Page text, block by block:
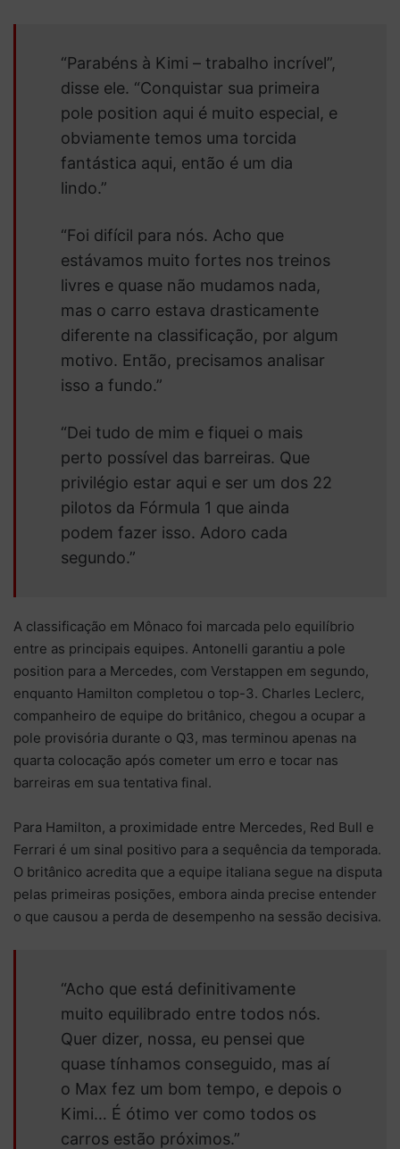
“Parabéns à Kimi – trabalho incrível”,
disse ele. “Conquistar sua primeira
pole position aqui é muito especial, e
obviamente temos uma torcida
fantástica aqui, então é um dia
lindo.”
“Foi difícil para nós. Acho que
estávamos muito fortes nos treinos
livres e quase não mudamos nada,
mas o carro estava drasticamente
diferente na classificação, por algum
motivo. Então, precisamos analisar
isso a fundo.”
“Dei tudo de mim e fiquei o mais
perto possível das barreiras. Que
privilégio estar aqui e ser um dos 22
pilotos da Fórmula 1 que ainda
podem fazer isso. Adoro cada
segundo.”
A classificação em Mônaco foi marcada pelo equilíbrio
entre as principais equipes. Antonelli garantiu a pole
position para a Mercedes, com Verstappen em segundo,
enquanto Hamilton completou o top-3. Charles Leclerc,
companheiro de equipe do britânico, chegou a ocupar a
pole provisória durante o Q3, mas terminou apenas na
quarta colocação após cometer um erro e tocar nas
barreiras em sua tentativa final.
Para Hamilton, a proximidade entre Mercedes, Red Bull e
Ferrari é um sinal positivo para a sequência da temporada.
O britânico acredita que a equipe italiana segue na disputa
pelas primeiras posições, embora ainda precise entender
o que causou a perda de desempenho na sessão decisiva.
“Acho que está definitivamente
muito equilibrado entre todos nós.
Quer dizer, nossa, eu pensei que
quase tínhamos conseguido, mas aí
o Max fez um bom tempo, e depois o
Kimi… É ótimo ver como todos os
carros estão próximos.”